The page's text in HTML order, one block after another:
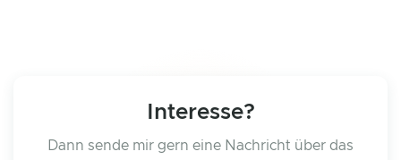
Interesse?
Dann sende mir gern eine Nachricht über das